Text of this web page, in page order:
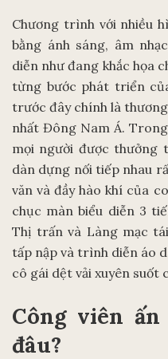
Chương trình với nhiều
bằng ánh sáng, âm
diễn như đang khắc họa
từng bước phát triển
trước đây chính là
nhất Đông Nam Á.
mọi người được thưởng
dàn dựng nối tiếp nhau
văn và đầy hào khí của
chục màn biểu diễn 3
Thị trấn và Làng mạc
tấp nập và trình diễn áo
cô gái dệt vải xuyên suốt
Công viên
đâu?